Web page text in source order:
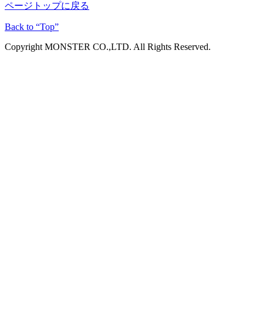
ページトップに戻る
Back to “Top”
Copyright MONSTER CO.,LTD. All Rights Reserved.